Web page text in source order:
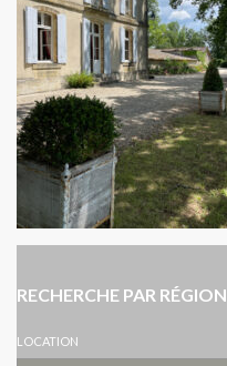
RECHERCHE PAR RÉGION
LOCATION